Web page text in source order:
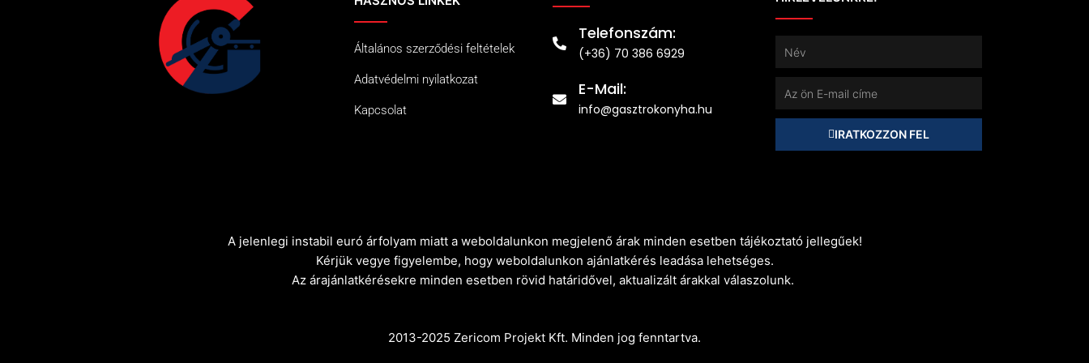
Általános szerződési feltételek
Adatvédelmi nyilatkozat
Kapcsolat
Telefonszám:
(+36) 70 386 6929
E-Mail:
info@gasztrokonyha.hu
IRATKOZZON FEL
A jelenlegi instabil euró árfolyam miatt a weboldalunkon megjelenő árak minden esetben tájékoztató jellegűek!
Kérjük vegye figyelembe, hogy weboldalunkon ajánlatkérés leadása lehetséges.
Az árajánlatkérésekre minden esetben rövid határidővel, aktualizált árakkal válaszolunk.
2013-2025 Zericom Projekt Kft. Minden jog fenntartva.